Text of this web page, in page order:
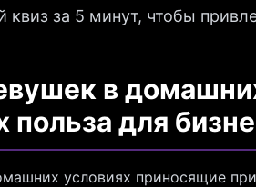
квиз за 5 минут, чтобы
в
польза для
условиях приносящие